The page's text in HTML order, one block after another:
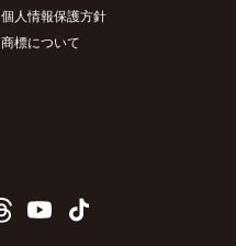
個人情報保護方針
商標について